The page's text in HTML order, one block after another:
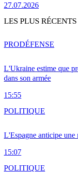
27.07.2026
LES PLUS RÉCENTS
L'Ukraine estime que
dans son armée
15:55
PRODÉFENSE
L'Espagne anticipe une
15:07
POLITIQUE
POLITIQUE